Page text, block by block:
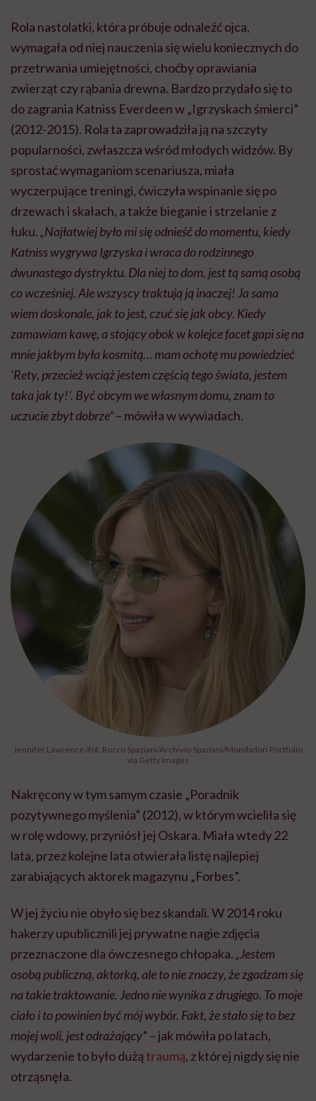
Rola nastolatki, która próbuje odnaleźć ojca,
wymagała od niej nauczenia się wielu koniecznych do
przetrwania umiejętności, choćby oprawiania
zwierząt czy rąbania drewna. Bardzo przydało się to
do zagrania Katniss Everdeen w „Igrzyskach śmierci”
(2012-2015). Rola ta zaprowadziła ją na szczyty
popularności, zwłaszcza wśród młodych widzów. By
sprostać wymaganiom scenariusza, miała
wyczerpujące treningi, ćwiczyła wspinanie się po
drzewach i skałach, a także bieganie i strzelanie z
łuku.„Najłatwiej było mi się odnieść do momentu, kiedy
Katniss wygrywa Igrzyska i wraca do rodzinnego
dwunastego dystryktu. Dla niej to dom, jest tą samą osobą
co wcześniej. Ale wszyscy traktują ją inaczej! Ja sama
wiem doskonale, jak to jest, czuć się jak obcy. Kiedy
zamawiam kawę, a stojący obok w kolejce facet gapi się na
mnie jakbym była kosmitą… mam ochotę mu powiedzieć
‘Rety, przecież wciąż jestem częścią tego świata, jestem
taka jak ty!’. Być obcym we własnym domu, znam to
uczucie zbyt dobrze”– mówiła w wywiadach.
Jennifer Lawrence /fot. Rocco Spaziani/Archivio Spaziani/Mondadori Portfolio
via Getty Images
Nakręcony w tym samym czasie „Poradnik
pozytywnego myślenia” (2012), w którym wcieliła się
w rolę wdowy, przyniósł jej Oskara. Miała wtedy 22
lata, przez kolejne lata otwierała listę najlepiej
zarabiających aktorek magazynu „Forbes”.
W jej życiu nie obyło się bez skandali. W 2014 roku
hakerzy upublicznili jej prywatne nagie zdjęcia
przeznaczone dla ówczesnego chłopaka.„Jestem
osobą publiczną, aktorką, ale to nie znaczy, że zgadzam się
na takie traktowanie. Jedno nie wynika z drugiego. To moje
ciało i to powinien być mój wybór. Fakt, że stało się to bez
mojej woli, jest odrażający” – jak mówiła po latach,
wydarzenie to było dużątraumą, z której nigdy się nie
otrząsnęła.